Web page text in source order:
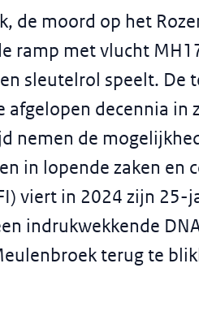
ontwikkeling
DNA-
de moord op het
ramp met vlucht
sleutelrol speelt. De
afgelopen decennia in
nemen de
in lopende zaken en
viert in 2024 zijn 25-
indrukwekkende
terug te